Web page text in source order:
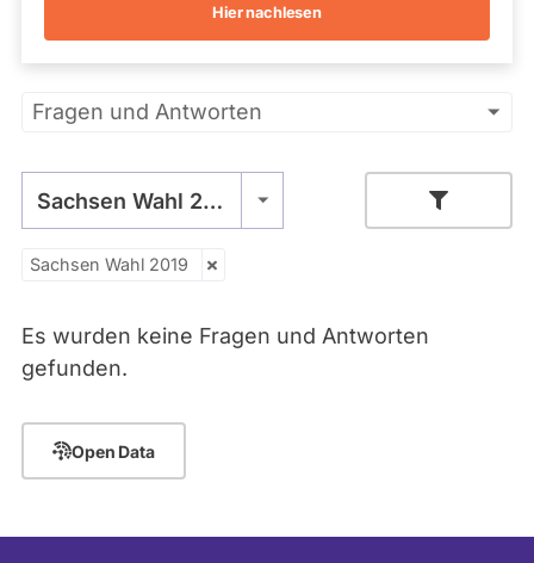
Kandidaturen
und
Mandaten
nicht
berücksichtigt.
Hier nachlesen
Primäre
Fragen und Antworten
Sachsen Wahl 2019
Thema
- Alle -
Antwort Status
- Alle -
Sachsen Wahl 2019
Es wurden keine Fragen und Antworten
gefunden.
Open Data